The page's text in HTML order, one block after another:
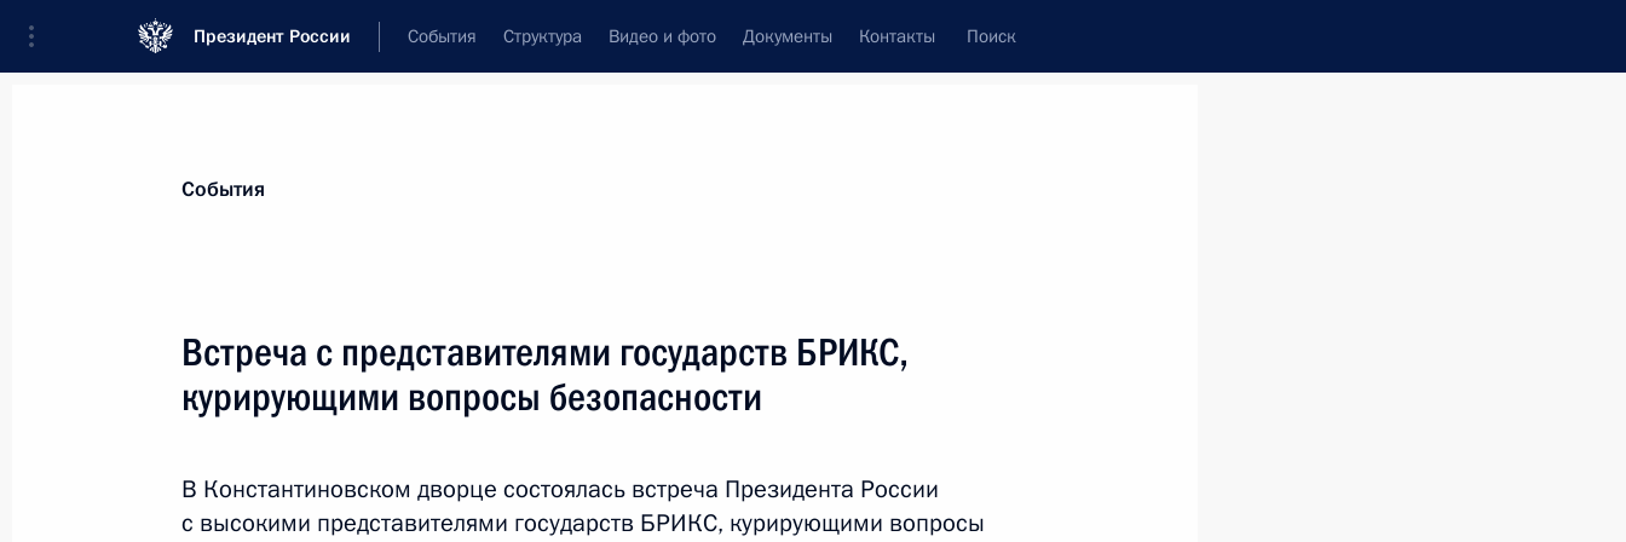
Президент России События Структура Видео и фото Документы Контакты Поиск
Показать следующие материалы
развития БПЛА специального назначения
19 сентября 2024 года, 16:10
События
Встреча с представителями государств БРИКС,
курирующими вопросы безопасности
В Константиновском дворце состоялась встреча Президента России
с высокими представителями государств БРИКС, курирующими вопросы